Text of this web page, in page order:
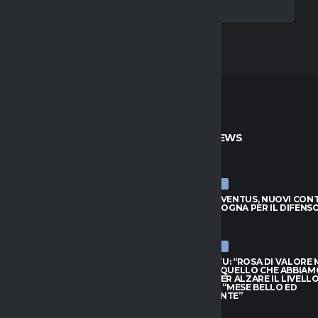
ULTIME NEWS
ULTIME NEWS
LUCUMÍ-JUVENTUS, NUOVI
CON IL BOLOGNA PER IL
ULTIME NEWS
INTER, CHIVU: “ROSA DI VALORE
SAPPIAMO QUELLO CHE
BISOGNO PER ALZARE IL
PROVEDEL: “MESE BELLO ED
EMOZIONANTE”